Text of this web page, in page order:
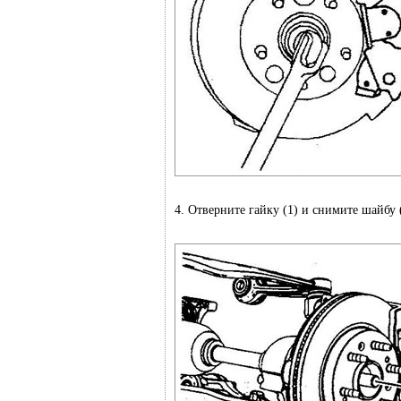
4. Отверните гайку (1) и снимите шайбу